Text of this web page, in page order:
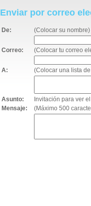
Enviar por correo
De: (Colocar su nombre)
Correo: (Colocar tu correo
A: (Colocar una lista
Asunto:
Invitación para ver
Mensaje:
(Máximo 500